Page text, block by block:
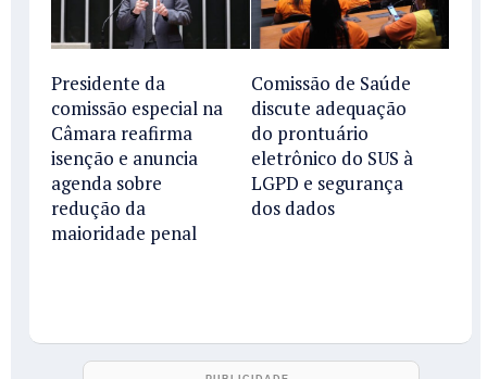
Presidente da
comissão especial na
Câmara reafirma
isenção e anuncia
agenda sobre
redução da
maioridade penal
Comissão de Saúde
discute adequação
do prontuário
eletrônico do SUS à
LGPD e segurança
dos dados